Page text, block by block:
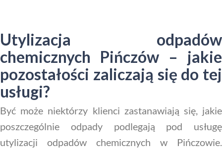
Utylizacja odpadów
chemicznych Pińczów – jakie
pozostałości zaliczają się do tej
usługi?
Być może niektórzy klienci zastanawiają się, jakie
poszczególnie odpady podlegają pod usługę
utylizacji odpadów chemicznych w Pińczowie.